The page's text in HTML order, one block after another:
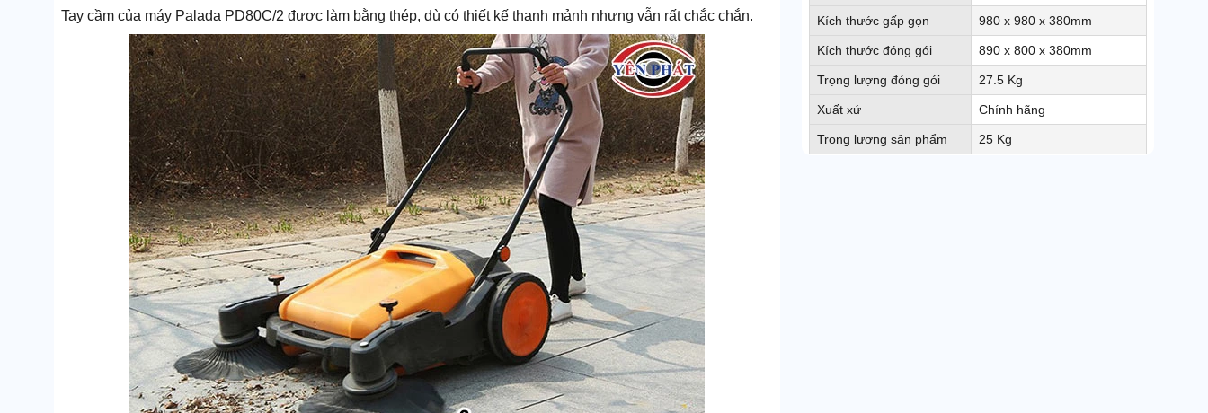
Kích thước gấp gọn 980 x 980 x 380mm
Kích thước đóng gói 890 x 800 x 380mm
Trọng lượng đóng gói 27.5 Kg
Xuất xứ Chính hãng
Trọng lượng sản phẩm 25 Kg
Tay cầm của máy Palada PD80C/2 được làm bằng thép, dù có thiết kế thanh mảnh nhưng vẫn rất chắc chắn.